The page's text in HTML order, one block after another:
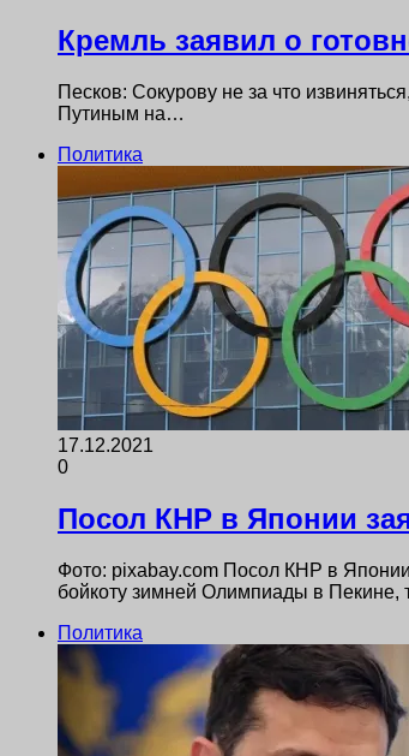
Кремль заявил о
Песков: Сокурову не за что
Путиным на…
Политика
17.12.2021
0
Посол КНР в Японии
Фото: pixabay.com Посол КНР в
бойкоту зимней Олимпиады в Пекине,
Политика